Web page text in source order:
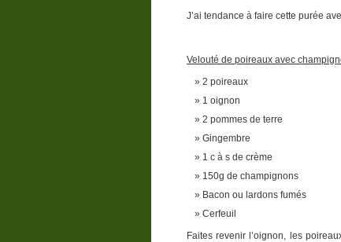
J’ai tendance à faire cette purée
Velouté de poireaux avec
2 poireaux
1 oignon
2 pommes de terre
Gingembre
1 c à s de crème
150g de champignons
Bacon ou lardons fumés
Cerfeuil
Faites revenir l’oignon, les